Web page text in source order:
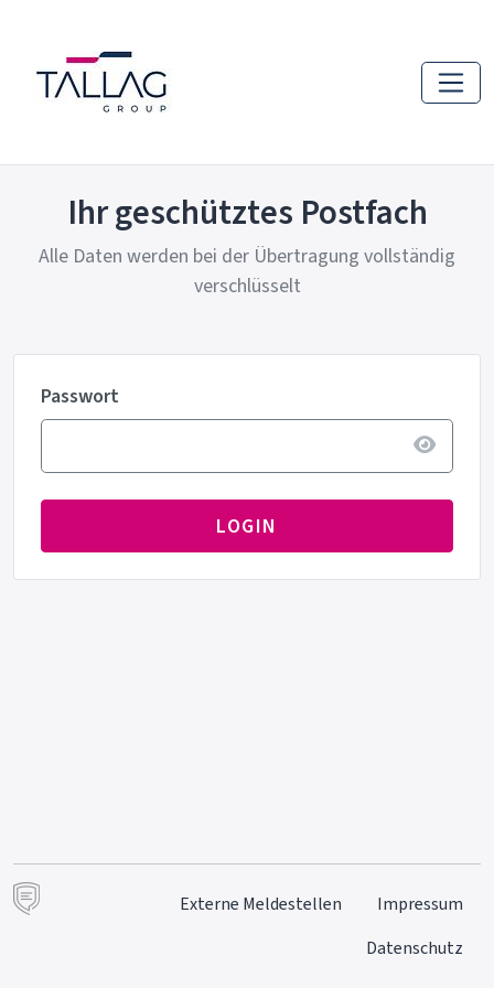
Ihr geschütztes Postfach
Alle Daten werden bei der Übertragung vollständig
verschlüsselt
Passwort
LOGIN
Externe Meldestellen
Impressum
Datenschutz